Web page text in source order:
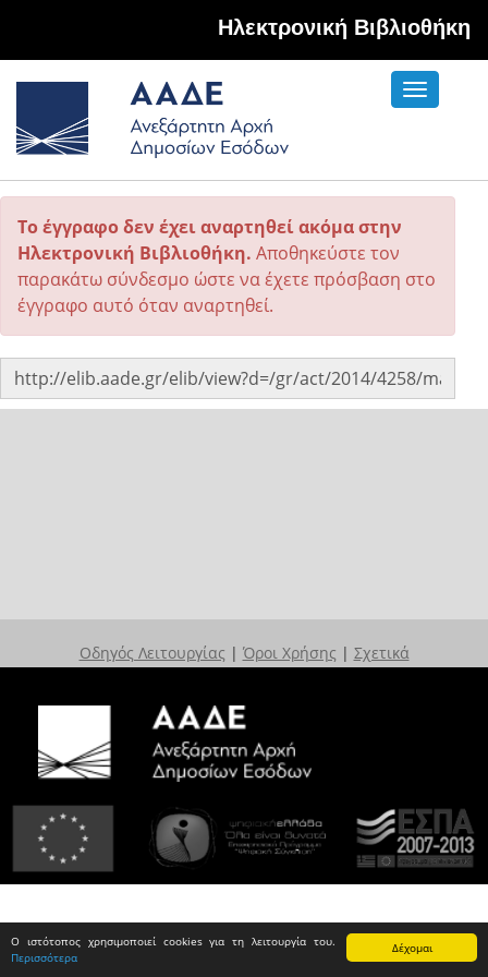
Δέχομαι
Ο ιστότοπος χρησιμοποιεί cookies για τη λειτουργία του.
Περισσότερα
Hλεκτρονική Βιβλιοθήκη
Toggle
Το έγγραφο δεν έχει αναρτηθεί ακόμα στην
Ηλεκτρονική Βιβλιοθήκη. Αποθηκεύστε τον
παρακάτω σύνδεσμο ώστε να έχετε πρόσβαση στο
έγγραφο αυτό όταν αναρτηθεί.
Οδηγός Λειτουργίας | Όροι Χρήσης | Σχετικά